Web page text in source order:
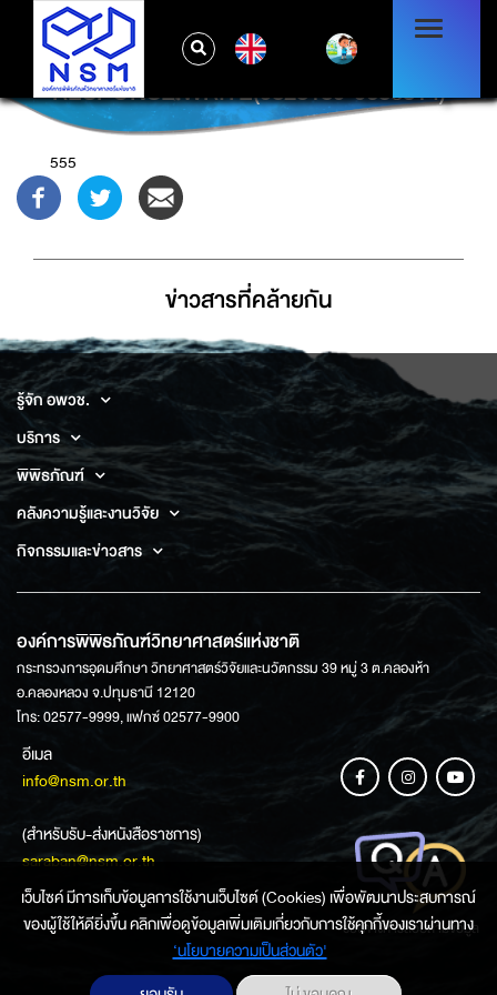
RESPONSE.WRITE(9828189*9683814)
555
ข่าวสารที่่คล้ายกัน
รู้จัก อพวช.
บริการ
พิพิธภัณฑ์
คลังความรู้และงานวิจัย
กิจกรรมและข่าวสาร
องค์การพิพิธภัณฑ์วิทยาศาสตร์แห่งชาติ
กระทรวงการอุดมศึกษา วิทยาศาสตร์วิจัยและนวัตกรรม 39 หมู่ 3 ต.คลองห้า
อ.คลองหลวง จ.ปทุมธานี 12120
โทร: 02577-9999, แฟกซ์ 02577-9900
อีเมล
info@nsm.or.th
(สำหรับรับ-ส่งหนังสือราชการ)
saraban@nsm.or.th
ช่องทางการสอบถามข้อมูล
เว็บไซค์ มีการเก็บข้อมูลการใช้งานเว็บไซต์ (Cookies) เพื่อพัฒนาประสบการณ์
ของผู้ใช้ให้ดียิ่งขึ้น คลิกเพื่อดูข้อมูลเพิ่มเติมเกี่ยวกับการใช้คุกกี้ของเราผ่านทาง
‘นโยบายความเป็นส่วนตัว'